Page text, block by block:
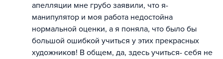
апелляции мне грубо заявили, что я-
манипулятор и моя работа недостойна
нормальной оценки, а я поняла, что было бы
большой ошибкой учиться у этих прекрасных
художников! В общем, да, здесь учиться- себя не